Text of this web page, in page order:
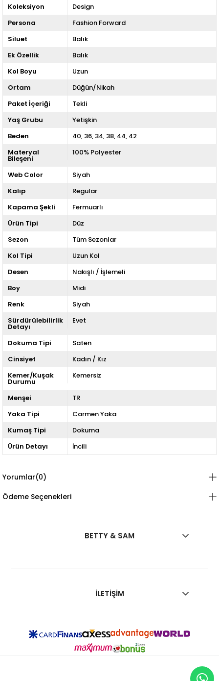
Koleksiyon
Design
Persona
Fashion Forward
Siluet
Balık
Ek Özellik
Balık
Kol Boyu
Uzun
Ortam
Düğün/Nikah
Paket İçeriği
Tekli
Yaş Grubu
Yetişkin
Beden
40 36 34 38 44 42
Materyal
Bileşeni
100% Polyester
Web Color
Siyah
Kalıp
Regular
Kapama Şekli
Fermuarlı
Ürün Tipi
Düz
Sezon
Tüm Sezonlar
Kol Tipi
Uzun Kol
Desen
Nakışlı / İşlemeli
Boy
Midi
Renk
Siyah
Sürdürülebilirlik
Detayı
Evet
Dokuma Tipi
Saten
Cinsiyet
Kadın / Kız
Kemer/Kuşak
Durumu
Kemersiz
Menşei
TR
Yaka Tipi
Carmen Yaka
Kumaş Tipi
Dokuma
Ürün Detayı
İncili
Yorumlar(0)
Ödeme Seçenekleri
BETTY & SAM
İLETİŞİM